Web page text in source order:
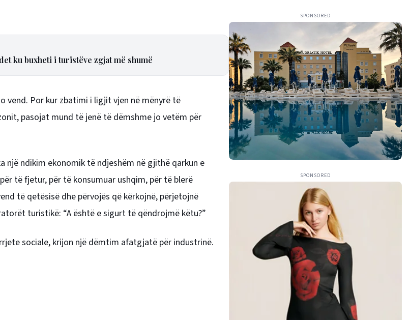
ku buxheti i turistëve zgjat më shumë
vend. Por kur zbatimi i ligjit vjen në mënyrë të
pasojat mund të jenë të dëmshme jo vetëm për
ndikim ekonomik të ndjeshëm në gjithë qarkun e
të fjetur, për të konsumuar ushqim, për të blerë
të qetësisë dhe përvojës që kërkojnë, përjetojnë
turistikë: “A është e sigurt të qëndrojmë këtu?”
sociale, krijon një dëmtim afatgjatë për industrinë.
SPONSORED
SPONSORED